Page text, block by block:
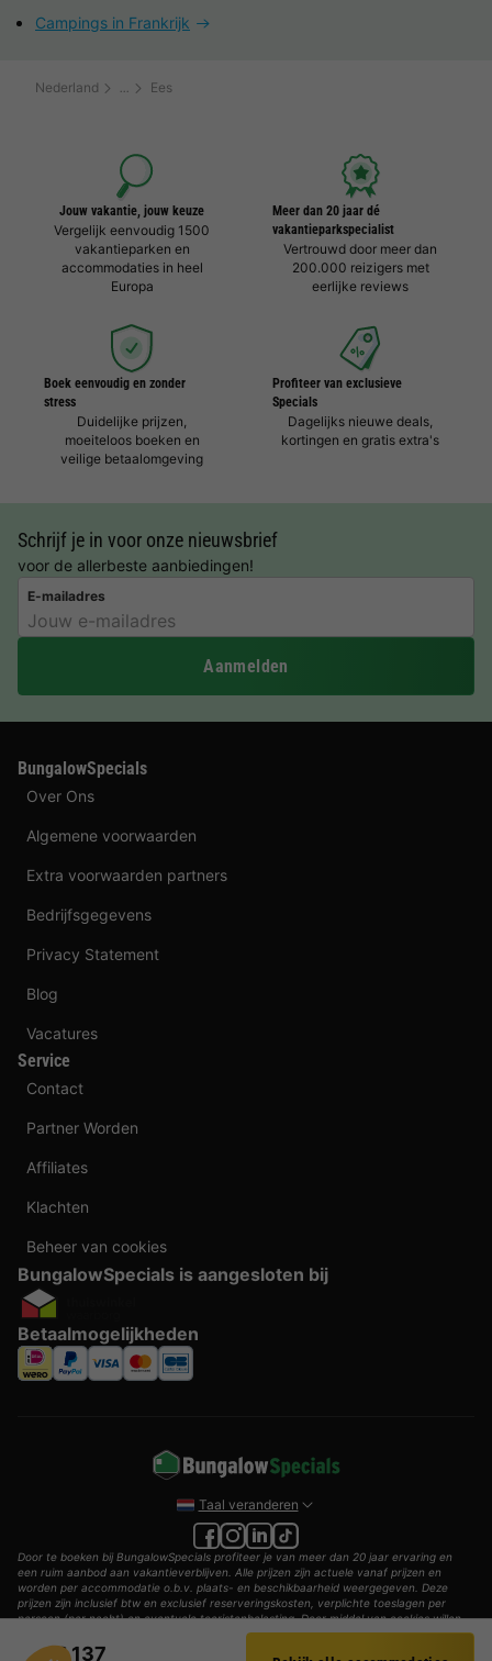
€ 137
Campings in Frankrijk
Nederland Ees
Jouw vakantie, jouw keuze
Vergelijk eenvoudig 1500
vakantieparken en
accommodaties in heel
Europa
Meer dan 20 jaar dé
vakantieparkspecialist
Vertrouwd door meer dan
200.000 reizigers met
eerlijke reviews
Boek eenvoudig en zonder
stress
Duidelijke prijzen,
moeiteloos boeken en
veilige betaalomgeving
Profiteer van exclusieve
Specials
Dagelijks nieuwe deals,
kortingen en gratis extra's
Schrijf je in voor onze nieuwsbrief
voor de allerbeste aanbiedingen!
E-mailadres
Aanmelden
BungalowSpecials
Over Ons
Algemene voorwaarden
Extra voorwaarden partners
Bedrijfsgegevens
Privacy Statement
Blog
Vacatures
Service
Contact
Partner Worden
Affiliates
Klachten
Beheer van cookies
BungalowSpecials is aangesloten bij
Betaalmogelijkheden
Taal veranderen
Door te boeken bij BungalowSpecials profiteer je van meer dan 20 jaar ervaring en
een ruim aanbod aan vakantieverblijven. Alle prijzen zijn actuele vanaf prijzen en
worden per accommodatie o.b.v. plaats- en beschikbaarheid weergegeven. Deze
prijzen zijn inclusief btw en exclusief reserveringskosten, verplichte toeslagen per
persoon (per nacht) en eventuele toeristenbelasting. Door middel van cookies willen